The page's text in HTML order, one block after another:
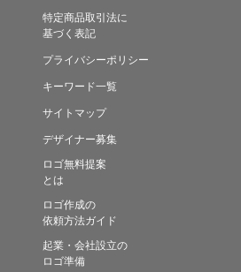
特定商品取引法に
基づく表記
プライバシーポリシー
キーワード一覧
サイトマップ
デザイナー募集
ロゴ無料提案
とは
ロゴ作成の
依頼方法ガイド
起業・会社設立の
ロゴ準備